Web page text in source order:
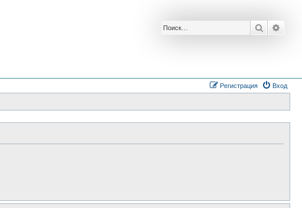
Поиск
Вход
Регистрация